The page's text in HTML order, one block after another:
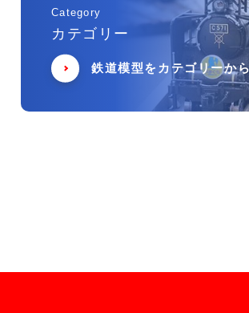
Category
カテゴリー
鉄道模型をカテゴリーか